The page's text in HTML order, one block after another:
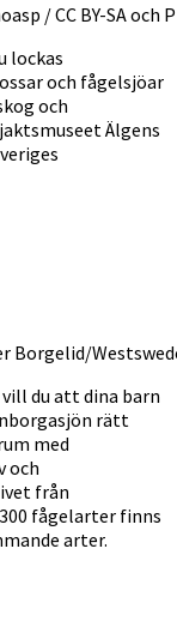
/ CC BY-SA och
lockas
och fågelsjöar
och
Älgens
Borgelid/
du att dina barn
rätt
med
och
från
fågelarter finns
arter.